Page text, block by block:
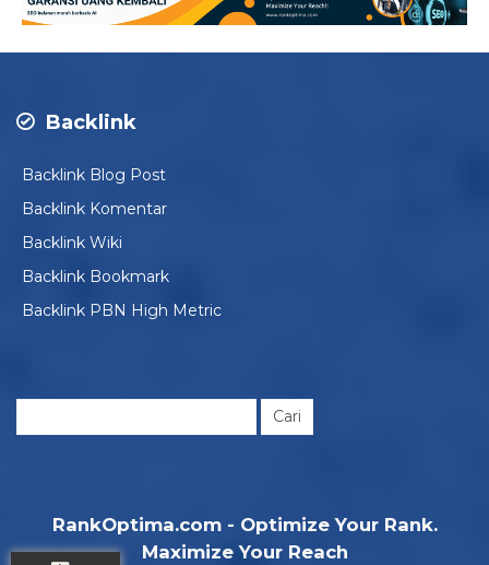
Backlink
Backlink Blog Post
Backlink Komentar
Backlink Wiki
Backlink Bookmark
Backlink PBN High Metric
Cari
RankOptima.com - Optimize Your Rank.
Maximize Your Reach